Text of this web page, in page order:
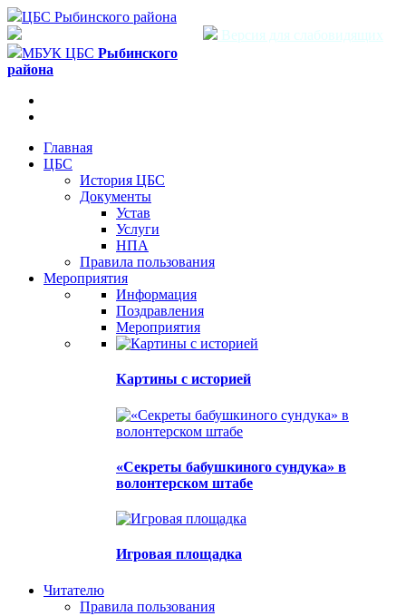
ЦБС Рыбинского района
Версия для слабовидящих
МБУК ЦБС Рыбинского
района
Главная
ЦБС
История ЦБС
Документы
Устав
Услуги
НПА
Правила пользования
Мероприятия
Информация
Поздравления
Мероприятия
Картины с историей
«Секреты бабушкиного сундука» в
волонтерском штабе
Игровая площадка
Читателю
Правила пользования